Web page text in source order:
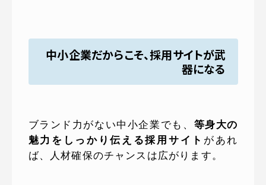
中小企業だからこそ、採用サイトが武
器になる
ブランド力がない中小企業でも、 等身大の
魅力をしっかり伝える採用サイト があれ
ば、人材確保のチャンスは広がります。